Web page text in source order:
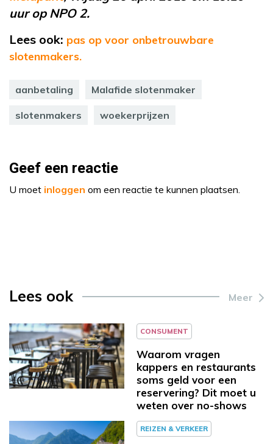
uur op NPO 2.
Lees ook: pas op voor onbetrouwbare
slotenmakers.
aanbetaling Malafide slotenmaker
slotenmakers woekerprijzen
Geef een reactie
U moet inloggen om een reactie te kunnen plaatsen.
Lees ook Meer
CONSUMENT
Waarom vragen
kappers en restaurants
soms geld voor een
reservering? Dit moet u
weten over no-shows
REIZEN & VERKEER